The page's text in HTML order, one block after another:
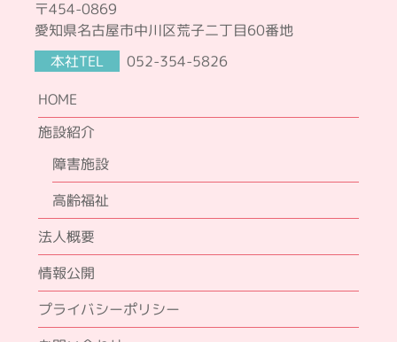
〒454-0869
愛知県名古屋市中川区荒子二丁目60番地
本社TEL
052-354-5826
HOME
施設紹介
障害施設
高齢福祉
法人概要
情報公開
プライバシーポリシー